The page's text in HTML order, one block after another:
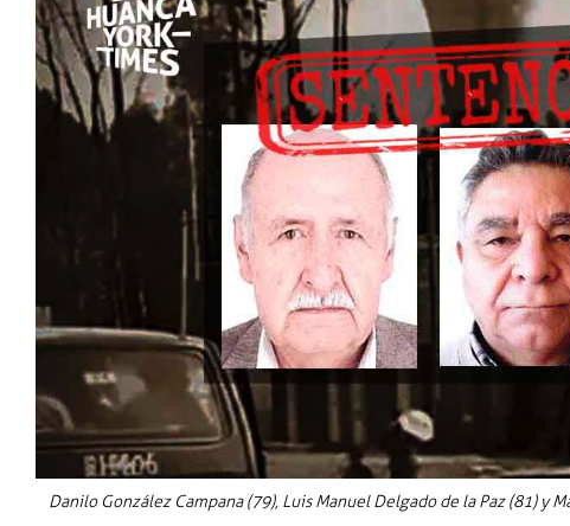
Danilo González Campana (79), Luis Manuel Delgado de la Paz (81) y